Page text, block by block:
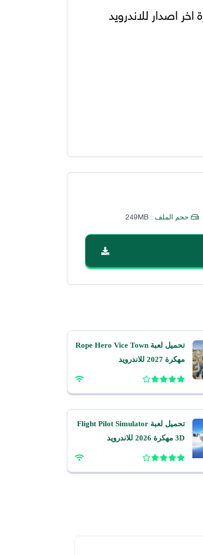
حجم الملف : 249MB
تحميل لعبة Rope Hero Vice Town
مهكرة 2027 للاندرويد
تحميل لعبة Flight Pilot Simulator
3D مهكرة 2026 للاندرويد